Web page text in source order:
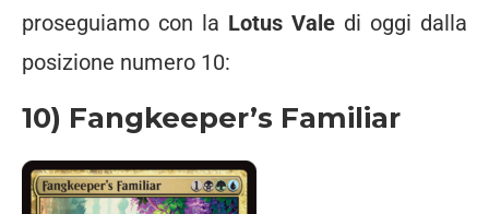
proseguiamo con la Lotus Vale di oggi dalla
posizione numero 10:
10) Fangkeeper’s Familiar